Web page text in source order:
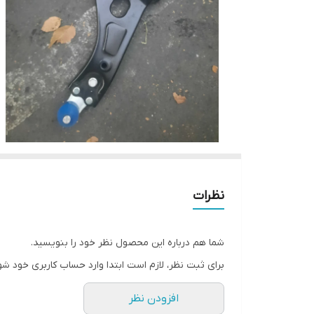
نظرات
شما هم درباره این محصول نظر خود را بنویسید.
برای ثبت نظر، لازم است ابتدا وارد حساب کاربری خود
افزودن نظر